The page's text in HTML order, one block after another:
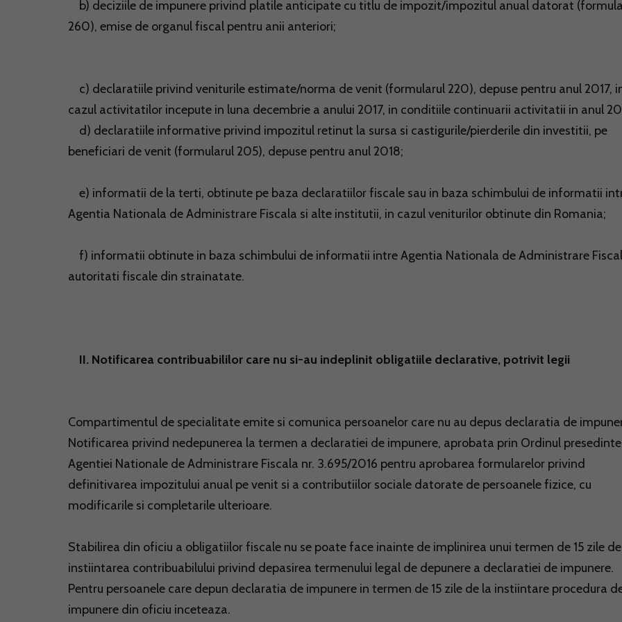
b) deciziile de impunere privind platile anticipate cu titlu de impozit/impozitul anual datorat
260), emise de organul fiscal pentru anii anteriori;
c) declaratiile privind veniturile estimate/norma de venit (formularul 220), depuse pentru anul 2017,
cazul activitatilor incepute in luna decembrie a anului 2017, in conditiile continuarii activitatii in anul
d) declaratiile informative privind impozitul retinut la sursa si castigurile/pierderile din investitii, pe
beneficiari de venit (formularul 205), depuse pentru anul 2018;
e) informatii de la terti, obtinute pe baza declaratiilor fiscale sau in baza schimbului de informatii
Agentia Nationala de Administrare Fiscala si alte institutii, in cazul veniturilor obtinute din Romania;
f) informatii obtinute in baza schimbului de informatii intre Agentia Nationala de Administrare
autoritati fiscale din strainatate.
II. Notificarea contribuabililor care nu si-au indeplinit obligatiile declarative, potrivit legii
Compartimentul de specialitate emite si comunica persoanelor care nu au depus declaratia de
Notificarea privind nedepunerea la termen a declaratiei de impunere, aprobata prin Ordinul
Agentiei Nationale de Administrare Fiscala nr. 3.695/2016 pentru aprobarea formularelor privind
definitivarea impozitului anual pe venit si a contributiilor sociale datorate de persoanele fizice, cu
modificarile si completarile ulterioare.
Stabilirea din oficiu a obligatiilor fiscale nu se poate face inainte de implinirea unui termen de 15 zile
instiintarea contribuabilului privind depasirea termenului legal de depunere a declaratiei de impunere.
Pentru persoanele care depun declaratia de impunere in termen de 15 zile de la instiintare procedura
impunere din oficiu inceteaza.